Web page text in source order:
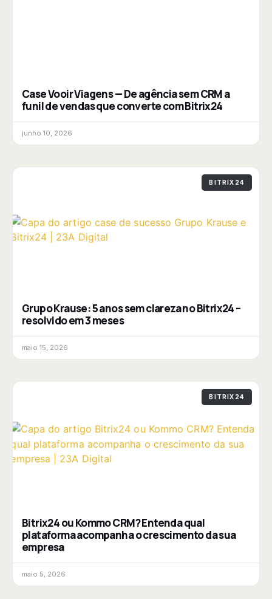
Case Vooir Viagens — De agência sem CRM a
funil de vendas que converte com Bitrix24
junho 10, 2026
BITRIX24
Grupo Krause: 5 anos sem clareza no Bitrix24 –
resolvido em 3 meses
maio 15, 2026
BITRIX24
Bitrix24 ou Kommo CRM? Entenda qual
plataforma acompanha o crescimento da sua
empresa
maio 5, 2026